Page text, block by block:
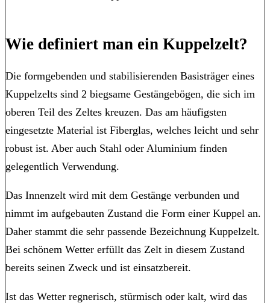
Wie definiert man ein Kuppelzelt?
Die formgebenden und stabilisierenden Basisträger eines
Kuppelzelts sind 2 biegsame Gestängebögen, die sich im
oberen Teil des Zeltes kreuzen. Das am häufigsten
eingesetzte Material ist Fiberglas, welches leicht und sehr
robust ist. Aber auch Stahl oder Aluminium finden
gelegentlich Verwendung.
Das Innenzelt wird mit dem Gestänge verbunden und
nimmt im aufgebauten Zustand die Form einer Kuppel an.
Daher stammt die sehr passende Bezeichnung Kuppelzelt.
Bei schönem Wetter erfüllt das Zelt in diesem Zustand
bereits seinen Zweck und ist einsatzbereit.
Ist das Wetter regnerisch, stürmisch oder kalt, wird das